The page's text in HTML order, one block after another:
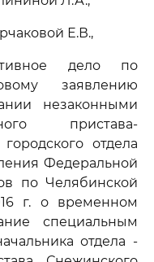
Е.В.,
дело по
заявлению
незаконными
пристава-
отдела
Федеральной
по Челябинской
г. о временном
специальным
отдела -